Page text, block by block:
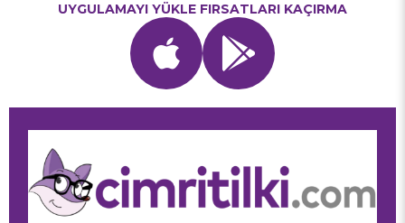
UYGULAMAYI YÜKLE FIRSATLARI KAÇIRMA